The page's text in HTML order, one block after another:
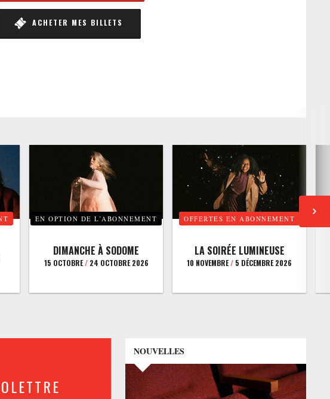
ACHETER MES BILLETS
EN OPTION DE L’ABONNEMENT
DIMANCHE À SODOME
15 OCTOBRE/24 OCTOBRE 2026
OFFERTES EN ABONNEMENT
LA SOIRÉE LUMINEUSE
10 NOVEMBRE/ 5 DÉCEMBRE 2026
NOUVELLES